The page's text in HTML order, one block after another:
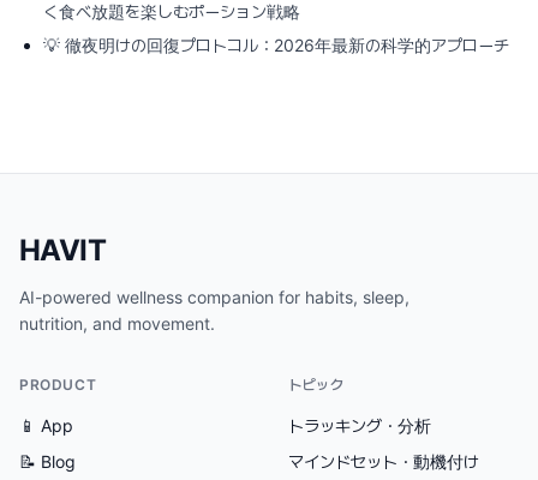
く食べ放題を楽しむポーション戦略
💡 徹夜明けの回復プロトコル：2026年最新の科学的アプローチ
HAVIT
AI-powered wellness companion for habits, sleep,
nutrition, and movement.
PRODUCT
📱 App
📝 Blog
トピック
トラッキング・分析
マインドセット・動機付け